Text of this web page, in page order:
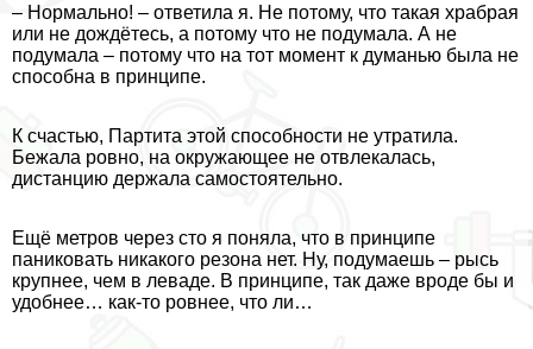
– Нормально! – ответила я. Не потому, что такая храбрая
или не дождётесь, а потому что не подумала. А не
подумала – потому что на тот момент к думанью была не
способна в принципе.
К счастью, Партита этой способности не утратила.
Бежала ровно, на окружающее не отвлекалась,
дистанцию держала самостоятельно.
Ещё метров через сто я поняла, что в принципе
паниковать никакого резона нет. Ну, подумаешь – рысь
крупнее, чем в леваде. В принципе, так даже вроде бы и
удобнее… как-то ровнее, что ли…